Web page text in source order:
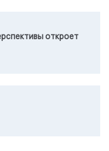
откроет